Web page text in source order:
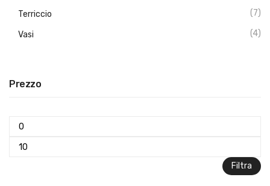
Terriccio (7)
Vasi (4)
Prezzo
Prezzo
Min
Prezzo
Filtra